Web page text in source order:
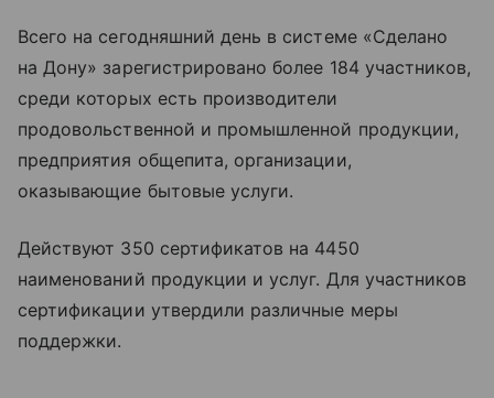
Всего на сегодняшний день в системе «Сделано
на Дону» зарегистрировано более 184 участников,
среди которых есть производители
продовольственной и промышленной продукции,
предприятия общепита, организации,
оказывающие бытовые услуги.
Действуют 350 сертификатов на 4450
наименований продукции и услуг. Для участников
сертификации утвердили различные меры
поддержки.